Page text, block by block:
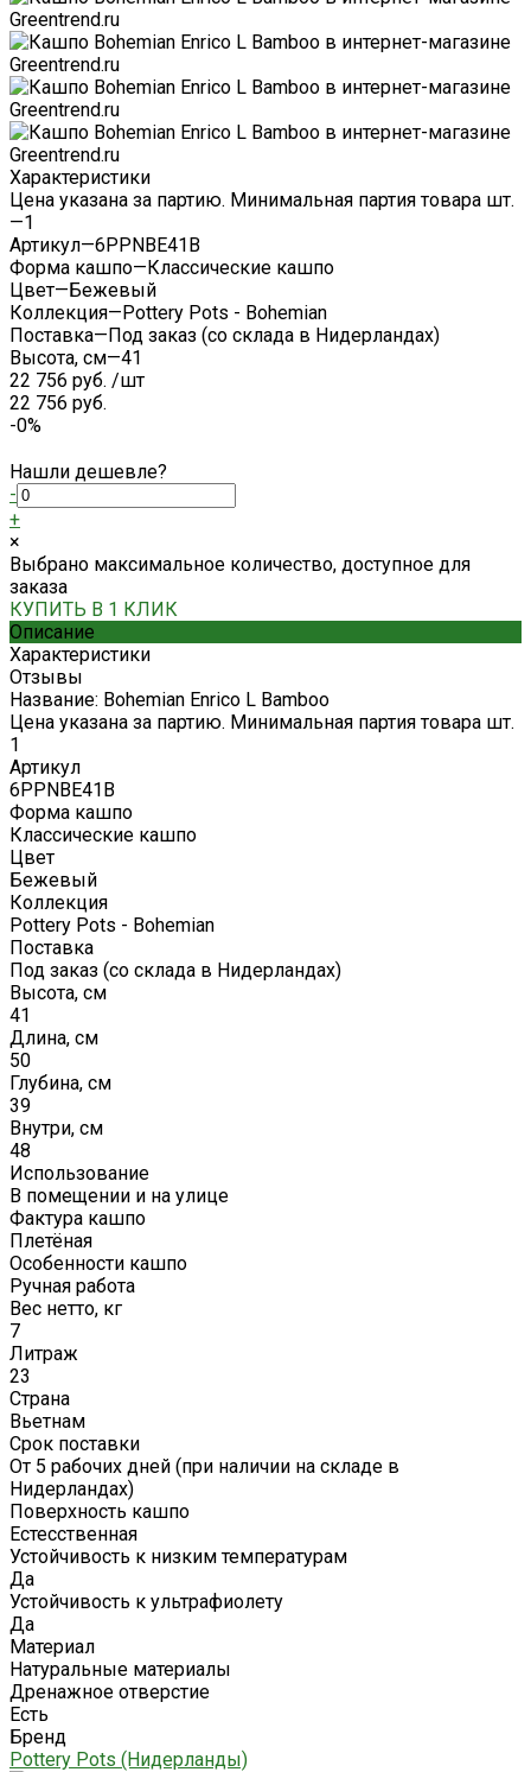
Характеристики
Цена указана за партию. Минимальная партия товара шт.
—1
Артикул—6PPNBE41B
Форма кашпо—Классические кашпо
Цвет—Бежевый
Коллекция—Pottery Pots - Bohemian
Поставка—Под заказ (со склада в Нидерландах)
Высота, см—41
22 756 руб. /шт
22 756 руб.
-0%
Нашли дешевле?
-
+
×
Выбрано максимальное количество, доступное для
заказа
КУПИТЬ В 1 КЛИК
Описание
Характеристики
Отзывы
Название: Bohemian Enrico L Bamboo
Цена указана за партию. Минимальная партия товара шт.
1
Артикул
6PPNBE41B
Форма кашпо
Классические кашпо
Цвет
Бежевый
Коллекция
Pottery Pots - Bohemian
Поставка
Под заказ (со склада в Нидерландах)
Высота, см
41
Длина, см
50
Глубина, см
39
Внутри, см
48
Использование
В помещении и на улице
Фактура кашпо
Плетёная
Особенности кашпо
Ручная работа
Вес нетто, кг
7
Литраж
23
Страна
Вьетнам
Срок поставки
От 5 рабочих дней (при наличии на складе в
Нидерландах)
Поверхность кашпо
Естесственная
Устойчивость к низким температурам
Да
Устойчивость к ультрафиолету
Да
Материал
Натуральные материалы
Дренажное отверстие
Есть
Бренд
Pottery Pots (Нидерланды)